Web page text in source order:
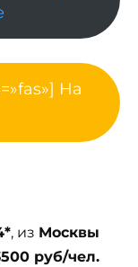
На
, из Москвы
руб/чел.